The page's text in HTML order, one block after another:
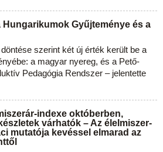
Hungarikumok Gyűjteménye és a
szerint két új érték került be a
a magyar nyereg, és a Pető-
Pedagógia Rendszer – jelentette
indexe októberben,
várhatók – Az élelmiszer-
mutatója kevéssel elmarad az